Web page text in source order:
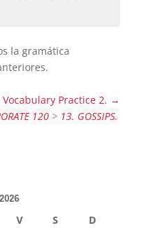
la gramática
Vocabulary Practice 2.
120 > 13. GOSSIPS.
V S D